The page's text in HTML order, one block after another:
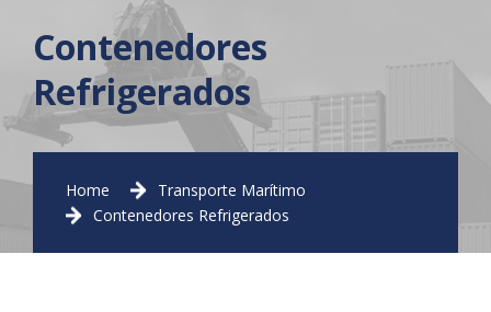
Biblioteca
Nosotros
Contácto
Contenedores
Refrigerados
Home
Transporte Marítimo
Contenedores Refrigerados